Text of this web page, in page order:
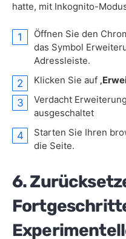
hatte, mit Inkognito-
Öffnen Sie den
das Symbol
Adressleiste.
Klicken Sie auf
Verdacht
ausgeschaltet
Starten Sie Ihren
die Seite.
6.